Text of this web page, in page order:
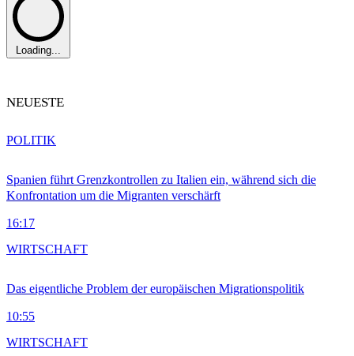
Loading...
NEUESTE
Spanien führt Grenzkontrollen zu Italien ein, während sich die
Konfrontation um die Migranten verschärft
16:17
POLITIK
Das eigentliche Problem der europäischen Migrationspolitik
10:55
WIRTSCHAFT
WIRTSCHAFT